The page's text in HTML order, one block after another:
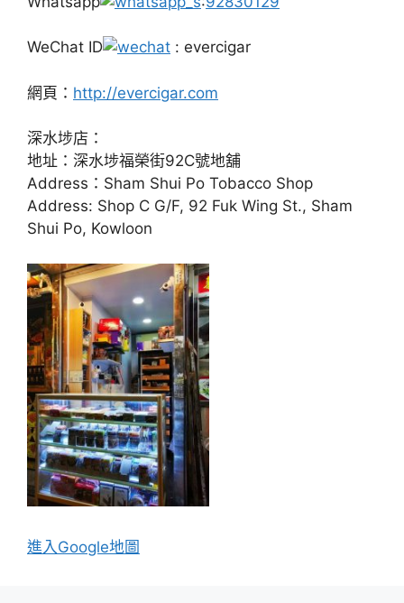
WeChat ID : evercigar
網頁： http://evercigar.com
深水埗店：
地址：深水埗福榮街92C號地舖
Address：Sham Shui Po Tobacco Shop
Address: Shop C G/F, 92 Fuk Wing St., Sham
Shui Po, Kowloon
進入Google地圖